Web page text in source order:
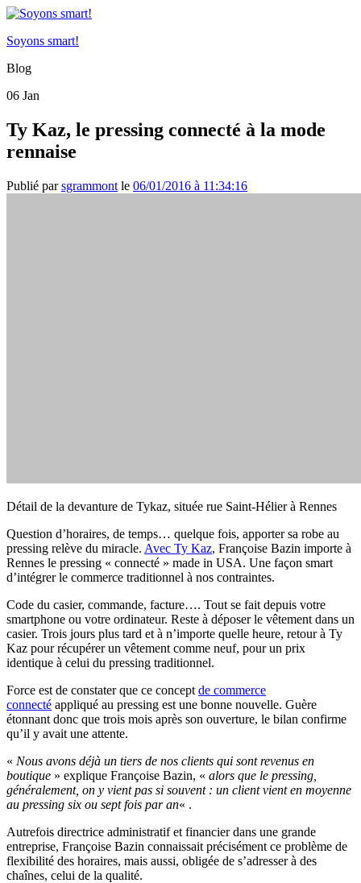
Soyons smart!
Blog
06 Jan
Ty Kaz, le pressing connecté à la mode
rennaise
Publié parsgrammont le 06/01/2016 à 11:34:16
Détail de la devanture de Tykaz, située rue Saint-Hélier à Rennes
Question d’horaires, de temps… quelque fois, apporter sa robe au
pressing relève du miracle. Avec Ty Kaz, Françoise Bazin importe à
Rennes le pressing « connecté » made in USA. Une façon smart
d’intégrer le commerce traditionnel à nos contraintes.
Code du casier, commande, facture…. Tout se fait depuis votre
smartphone ou votre ordinateur. Reste à déposer le vêtement dans un
casier. Trois jours plus tard et à n’importe quelle heure, retour à Ty
Kaz pour récupérer un vêtement comme neuf, pour un prix
identique à celui du pressing traditionnel.
Force est de constater que ce concept de commerce
connecté appliqué au pressing est une bonne nouvelle. Guère
étonnant donc que trois mois après son ouverture, le bilan confirme
qu’il y avait une attente.
« Nous avons déjà un tiers de nos clients qui sont revenus en
boutique » explique Françoise Bazin, « alors que le pressing,
généralement, on y vient pas si souvent : un client vient en moyenne
au pressing six ou sept fois par an« .
Autrefois directrice administratif et financier dans une grande
entreprise, Françoise Bazin connaissait précisément ce problème de
flexibilité des horaires, mais aussi, obligée de s’adresser à des
chaînes, celui de la qualité.